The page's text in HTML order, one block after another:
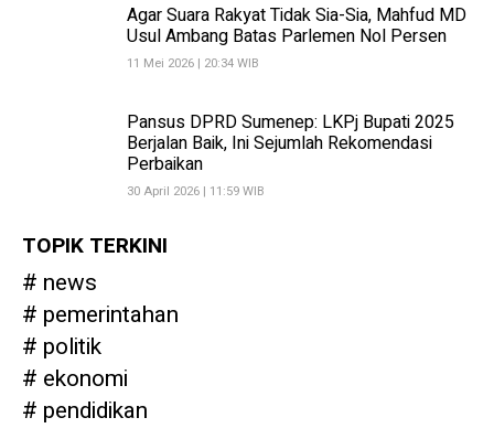
Agar Suara Rakyat Tidak Sia-Sia, Mahfud MD
Usul Ambang Batas Parlemen Nol Persen
11 Mei 2026 | 20:34 WIB
Pansus DPRD Sumenep: LKPj Bupati 2025
Berjalan Baik, Ini Sejumlah Rekomendasi
Perbaikan
30 April 2026 | 11:59 WIB
TOPIK TERKINI
news
pemerintahan
politik
ekonomi
pendidikan